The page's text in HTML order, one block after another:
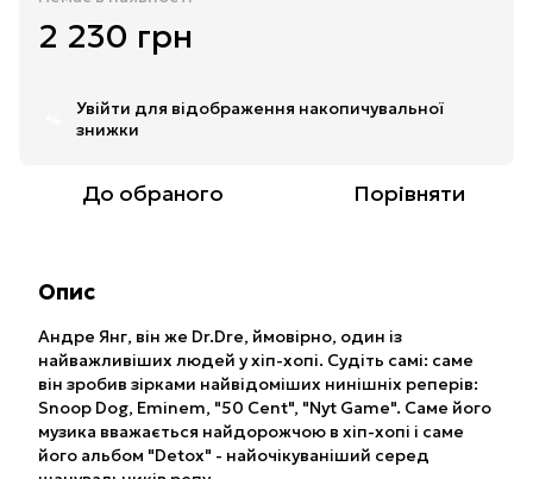
2 230 грн
Увійти для відображення накопичувальної
знижки
До обраного Порівняти
Опис
Андре Янг, він же Dr.Dre, ймовірно, один із
найважливіших людей у ​​хіп-хопі. Судіть самі: саме
він зробив зірками найвідоміших нинішніх реперів:
Snoop Dog, Eminem, "50 Cent", "Nyt Game". Саме його
музика вважається найдорожчою в хіп-хопі і саме
його альбом "Detox" - найочікуваніший серед